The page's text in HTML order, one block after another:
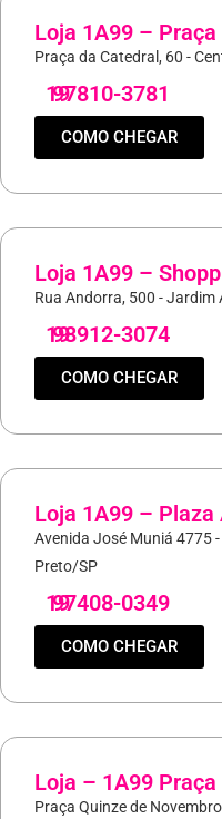
Loja 1A99 –
Praça da Catedral, 60 -
19
97810-3781
COMO CHEGAR
Loja 1A99 –
Rua Andorra, 500 -
19
98912-3074
COMO CHEGAR
Loja 1A99 –
Avenida José Muniá 4775
Preto/SP
19
97408-0349
COMO CHEGAR
Loja – 1A99
Praça Quinze de